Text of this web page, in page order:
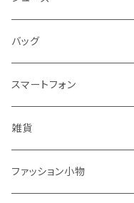
トップス
コート・ジャケット
メンズ
バッグ
帽子
キッズ＆ベビー
浴衣
レディース
サンダル
スニーカー
メンズ
サンダル
キッズ＆ベビー
バッグ
レディース
メンズ
キッズ＆ベビー
スマートフォン
アクセサリ
ケース・カバー
ケース
雑貨
ガラス
ファッション小物